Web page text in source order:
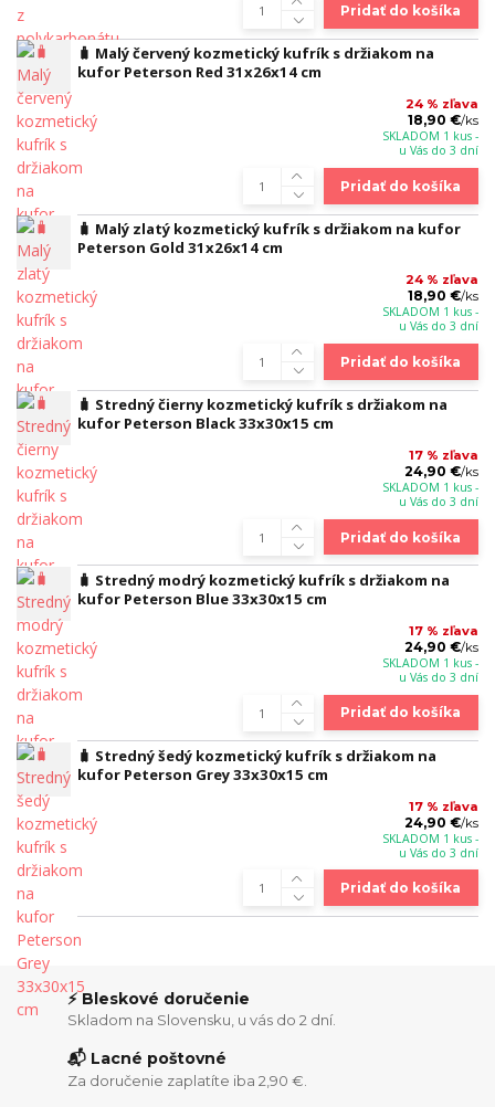
Pridať do košíka
🧳 Malý červený kozmetický kufrík s držiakom na
kufor Peterson Red 31x26x14 cm
24 % zľava
18,90 €/ks
SKLADOM 1 kus -
u Vás do 3 dní
Pridať do košíka
🧳 Malý zlatý kozmetický kufrík s držiakom na kufor
Peterson Gold 31x26x14 cm
24 % zľava
18,90 €/ks
SKLADOM 1 kus -
u Vás do 3 dní
Pridať do košíka
🧳 Stredný čierny kozmetický kufrík s držiakom na
kufor Peterson Black 33x30x15 cm
17 % zľava
24,90 €/ks
SKLADOM 1 kus -
u Vás do 3 dní
Pridať do košíka
🧳 Stredný modrý kozmetický kufrík s držiakom na
kufor Peterson Blue 33x30x15 cm
17 % zľava
24,90 €/ks
SKLADOM 1 kus -
u Vás do 3 dní
Pridať do košíka
🧳 Stredný šedý kozmetický kufrík s držiakom na
kufor Peterson Grey 33x30x15 cm
17 % zľava
24,90 €/ks
SKLADOM 1 kus -
u Vás do 3 dní
Pridať do košíka
⚡ Bleskové doručenie
Skladom na Slovensku, u vás do 2 dní.
📬 Lacné poštovné
Za doručenie zaplatíte iba 2,90 €.